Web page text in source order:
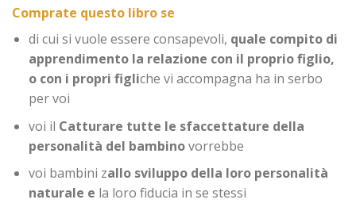
Comprate questo libro se
di cui si vuole essere consapevoli, quale compito di
apprendimento la relazione con il proprio figlio,
o con i propri figliche vi accompagna ha in serbo
per voi
voi il Catturare tutte le sfaccettature della
personalità del bambinovorrebbe
voi bambini zallo sviluppo della loro personalità
naturale e la loro fiducia in se stessi